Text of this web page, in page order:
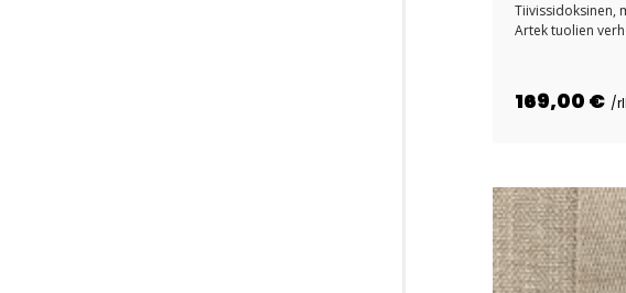
Tiivissidoksinen,
Artek tuolien
169,00 € /rll